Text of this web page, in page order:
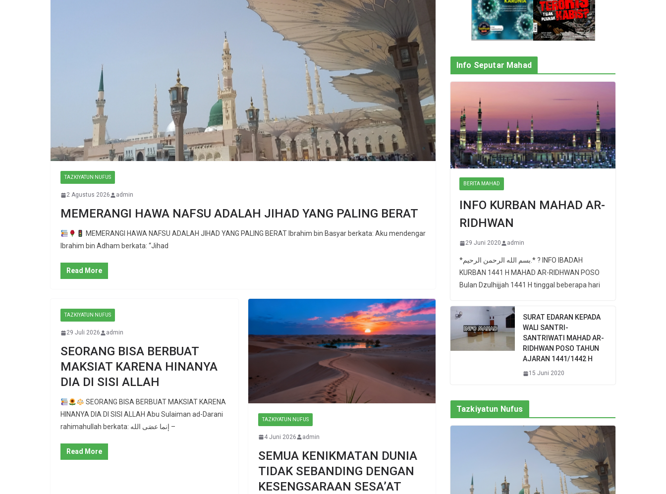
TAZKIYATUN NUFUS
2 Agustus 2026 admin
MEMERANGI HAWA NAFSU ADALAH JIHAD YANG PALING BERAT
MEMERANGI HAWA NAFSU ADALAH JIHAD YANG PALING BERAT Ibrahim bin Basyar berkata: Aku mendengar
Ibrahim bin Adham berkata: “Jihad
Read More
TAZKIYATUN NUFUS
29 Juli 2026 admin
SEORANG BISA BERBUAT
MAKSIAT KARENA HINANYA
DIA DI SISI ALLAH
SEORANG BISA BERBUAT MAKSIAT KARENA
HINANYA DIA DI SISI ALLAH Abu Sulaiman ad-Darani
rahimahullah berkata: إنما عصَى الله –
Read More
TAZKIYATUN NUFUS
4 Juni 2026 admin
SEMUA KENIKMATAN DUNIA
TIDAK SEBANDING DENGAN
KESENGSARAAN SESA’AT
Info Seputar Mahad
BERITA MAHAD
INFO KURBAN MAHAD AR-
RIDHWAN
29 Juni 2020 admin
*بسم الله الرحمن الرحيم.* ? INFO IBADAH
KURBAN 1441 H MAHAD AR-RIDHWAN POSO
Bulan Dzulhijjah 1441 H tinggal beberapa hari
SURAT EDARAN KEPADA
WALI SANTRI-
SANTRIWATI MAHAD AR-
RIDHWAN POSO TAHUN
AJARAN 1441/1442 H
15 Juni 2020
Tazkiyatun Nufus